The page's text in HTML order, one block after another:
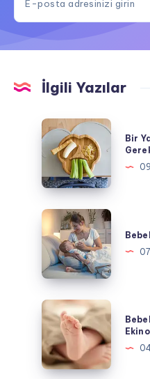
İlgili Yazılar
Bir
Yaşından
Önce
Verilmemesi
Gereken
Besinler
Bir
Bebeklerde
Gece
Beslenmesi
Bebeklerde
Çarpık
Ayak
(Pes